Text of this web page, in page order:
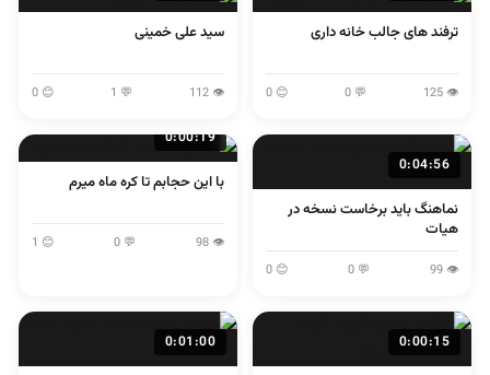
ترفند های جالب خانه داری
👁 125
💬 0
😊 0
سید علی خمینی
👁 112
💬 1
😊 0
0:04:56
نماهنگ باید برخاست نسخه در
هیات
👁 99
💬 0
😊 0
0:00:19
با این حجابم تا کره ماه میرم
👁 98
💬 0
😊 1
0:00:15
0:01:00